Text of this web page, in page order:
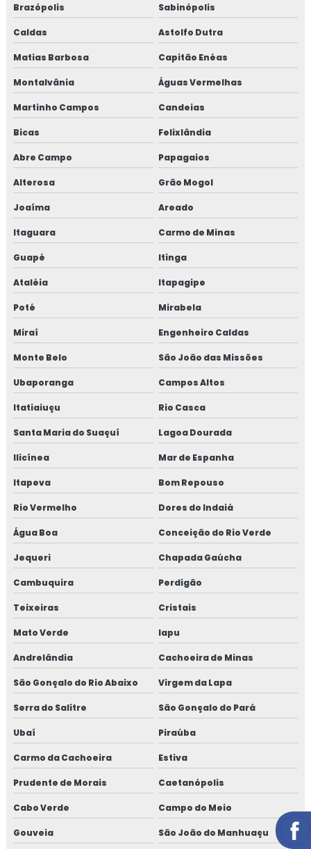
Brazópolis Sabinópolis
Caldas Astolfo Dutra
Matias Barbosa Capitão Enéas
Montalvânia Águas Vermelhas
Martinho Campos Candeias
Bicas Felixlândia
Abre Campo Papagaios
Alterosa Grão Mogol
Joaíma Areado
Itaguara Carmo de Minas
Guapé Itinga
Ataléia Itapagipe
Poté Mirabela
Miraí Engenheiro Caldas
Monte Belo São João das Missões
Ubaporanga Campos Altos
Itatiaiuçu Rio Casca
Santa Maria do Suaçuí Lagoa Dourada
Ilicínea Mar de Espanha
Itapeva Bom Repouso
Rio Vermelho Dores do Indaiá
Água Boa Conceição do Rio Verde
Jequeri Chapada Gaúcha
Cambuquira Perdigão
Teixeiras Cristais
Mato Verde Iapu
Andrelândia Cachoeira de Minas
São Gonçalo do Rio Abaixo Virgem da Lapa
Serra do Salitre São Gonçalo do Pará
Ubaí Piraúba
Carmo da Cachoeira Estiva
Prudente de Morais Caetanópolis
Cabo Verde Campo do Meio
Gouveia São João do Manhuaçu